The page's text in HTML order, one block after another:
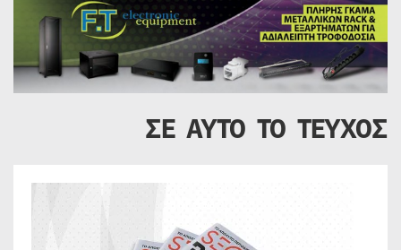
ΣΕ ΑΥΤΟ ΤΟ ΤΕΥΧΟΣ